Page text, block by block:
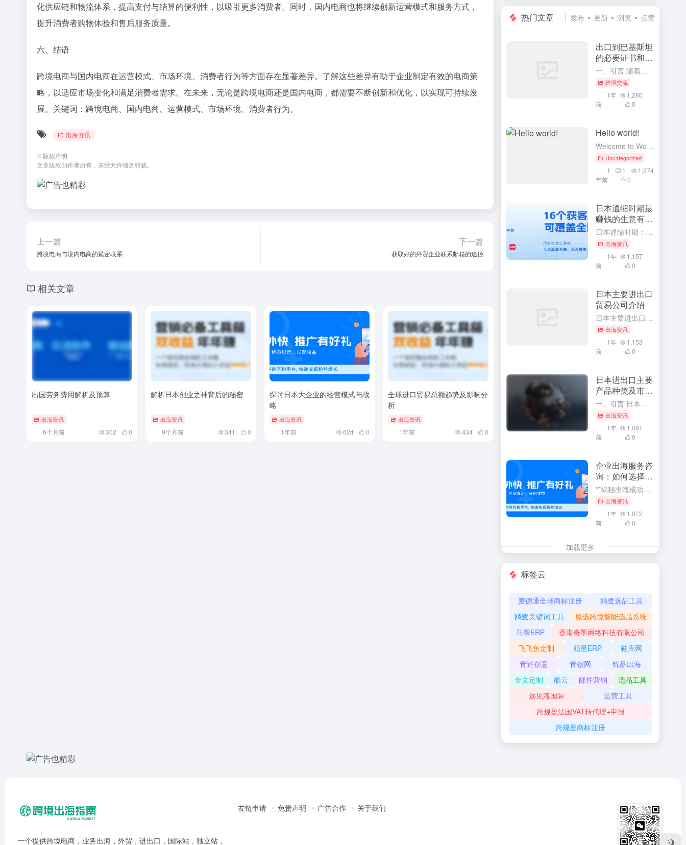
化供应链和物流体系，提高支付与结算的便利性，以吸引更多消费者。同时，国内电商也将继续创新运营模式和服务方式，
提升消费者购物体验和售后服务质量。
六、结语
跨境电商与国内电商在运营模式、市场环境、消费者行为等方面存在显著差异。了解这些差异有助于企业制定有效的电商策
略，以适应市场变化和满足消费者需求。在未来，无论是跨境电商还是国内电商，都需要不断创新和优化，以实现可持续发
展。关键词：跨境电商、国内电商、运营模式、市场环境、消费者行为。
出海资讯
© 版权声明
文章版权归作者所有，未经允许请勿转载。
上一篇
跨境电商与境内电商的紧密联系
下一篇
获取好的外贸企业联系邮箱的途径
相关文章
出国劳务费用解析及预算
出海资讯
6个月前 302 0
解析日本创业之神背后的秘密
出海资讯
9个月前 341 0
探讨日本大企业的经营模式与战
略
出海资讯
1年前 624 0
全球进口贸易总额趋势及影响分
析
出海资讯
1年前 434 0
热门文章 发布 更新 浏览 点赞
出口到巴基斯坦
的必要证书和流
程
一、引言 随着全球化贸易的深入发展，中国与巴基斯坦的贸易往来日益频繁。对于中国企业而言，了解并掌握出口到巴基斯坦的必要证书和流程，是确保产品顺利通关、进入巴基斯坦市场的重要前提。本文将详细介绍出口到巴...
跨境交流
1年
前
1,280
0
Hello world!
Welcome to WordPress. This is your first post. Edit or delete it, then start writing!
Uncategorized
1
年前
1
1,274
0
日本通缩时期最
赚钱的生意有哪
些
日本通缩时期：揭示最赚钱的生意与独特商机 随着日本经济进入通缩时期，许多投资者和企业家都在寻找能够在这一特殊时期获得最大收益的生意。本文将深入探讨在通缩时期，哪些生意最赚钱，并分析这些生意背后的产品或...
出海资讯
1年
前
1,157
0
日本主要进出口
贸易公司介绍
日本主要进出口贸易公司深度解析：引领全球贸易的领军品牌 随着全球经济一体化的深入发展，日本作为世界经济的重要一环，其进出口贸易在全球范围内具有举足轻重的地位。本文将详细介绍日本主要的进出口贸易公司，深...
出海资讯
1年
前
1,153
0
日本进出口主要
产品种类及市场
前景
一、引言 日本，作为全球重要的经济体之一，其进出口贸易在全球贸易格局中占据着举足轻重的地位。了解日本进出口主要产品种类及其市场前景，对于把握全球贸易趋势、预测市场走向、以及制定企业战略决策具有重要的指...
出海资讯
1年
前
1,091
0
企业出海服务咨
询：如何选择合
适的咨询公司**揭秘出海成功秘诀：企业如何选择最合适的出海服务咨询公司** 随着全球化的浪潮汹涌澎湃，企业纷纷把目光投向了国际市场，展开出海之旅。在这个波诡云谲的商业世界中，选择一家合适的出海服务咨询公司成为了许...
出海资讯
1年
前
1,072
0
加载更多
标签云
麦德通全球商标注册
鸥鹭选品工具
鸥鹭关键词工具
魔选跨境智能选品系统
马帮ERP
香港奇墨网络科技有限公司
飞飞鱼定制
领星ERP
鞋库网
青述创意
青创网
锦品出海
金文定制
酷云 邮件营销
选品工具
远见海国际
运营工具
跨规盈法国VAT转代理+申报
跨规盈商标注册
一个提供跨境电商，业务出海，外贸，进出口，国际站，独立站，
友链申请 免责声明 广告合作 关于我们